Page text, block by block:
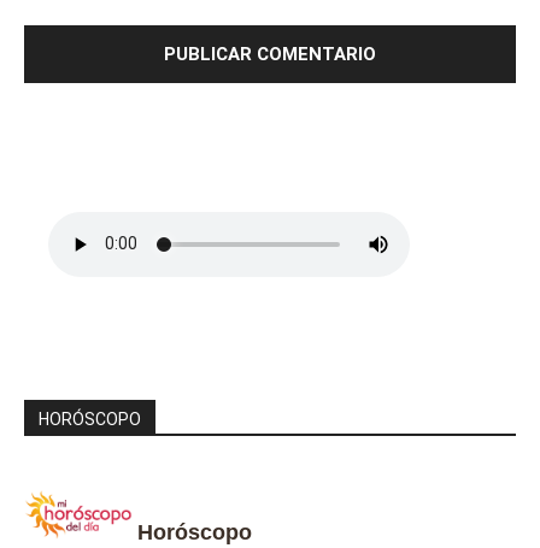
HORÓSCOPO
Horóscopo